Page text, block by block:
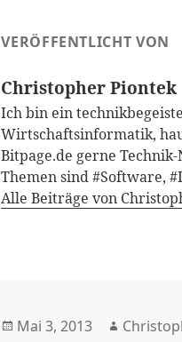
VERÖFFENTLICHT VON
Christopher Piontek
Ich bin ein
Wirtschaftsinformatik,
Bitpage.de gerne
Themen sind #Software,
Alle Beiträge von
Veröffentlicht
Mai 3, 2013 Autor